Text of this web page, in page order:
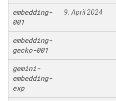
embedding-
001
9. April 2024
embedding-
gecko-001
gemini-
embedding-
exp